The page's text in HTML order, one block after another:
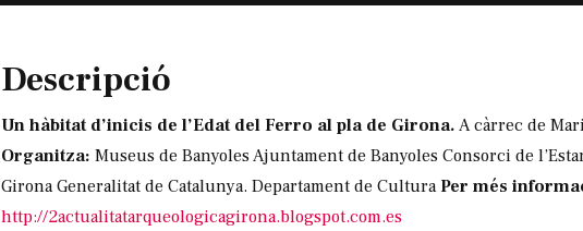
Descripció
Un hàbitat d’inicis de l’Edat del Ferro al pla de Girona. A càrrec de
Organitza: Museus de Banyoles Ajuntament de Banyoles Consorci de
Girona Generalitat de Catalunya. Departament de Cultura Per més
http://2actualitatarqueologicagirona.blogspot.com.es